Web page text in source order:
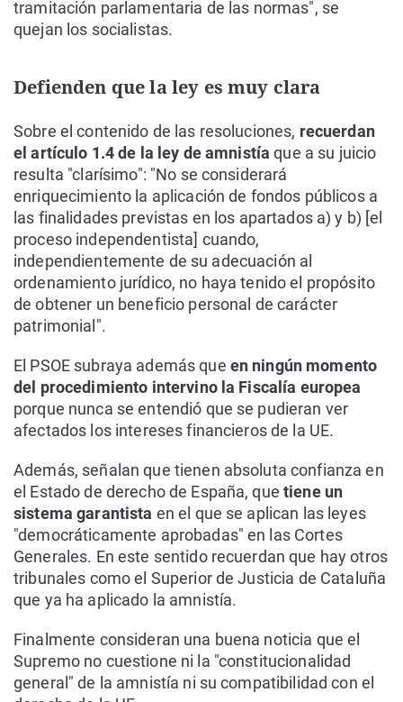
tramitación parlamentaria de las normas", se
quejan los socialistas.
Defienden que la ley es muy clara
Sobre el contenido de las resoluciones, recuerdan
el artículo 1.4 de la ley de amnistíaque a su juicio
resulta "clarísimo": "No se considerará
enriquecimiento la aplicación de fondos públicos a
las finalidades previstas en los apartados a) y b) [el
proceso independentista] cuando,
independientemente de su adecuación al
ordenamiento jurídico, no haya tenido el propósito
de obtener un beneficio personal de carácter
patrimonial".
El PSOE subraya además que en ningún momento
del procedimiento intervino la Fiscalía europea
porque nunca se entendió que se pudieran ver
afectados los intereses financieros de la UE.
Además, señalan que tienen absoluta confianza en
el Estado de derecho de España, que tiene un
sistema garantista en el que se aplican las leyes
"democráticamente aprobadas" en las Cortes
Generales. En este sentido recuerdan que hay otros
tribunales como el Superior de Justicia de Cataluña
que ya ha aplicado la amnistía.
Finalmente consideran una buena noticia que el
Supremo no cuestione ni la "constitucionalidad
general" de la amnistía ni su compatibilidad con el